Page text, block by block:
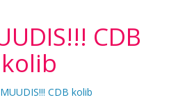
CDB
kolib